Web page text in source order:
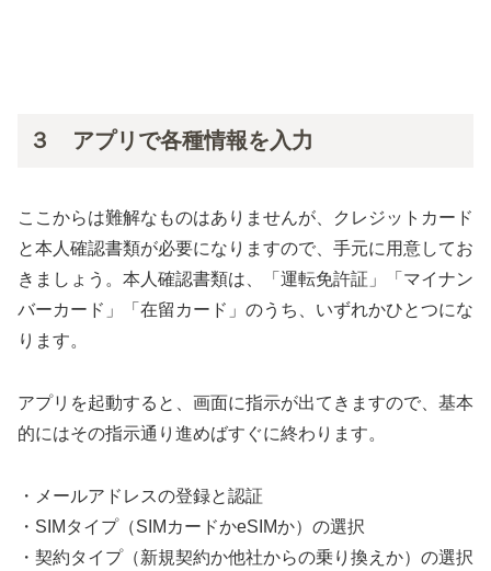
３ アプリで各種情報を入力
ここからは難解なものはありませんが、クレジットカード
と本人確認書類が必要になりますので、手元に用意してお
きましょう。本人確認書類は、「運転免許証」「マイナン
バーカード」「在留カード」のうち、いずれかひとつにな
ります。
アプリを起動すると、画面に指示が出てきますので、基本
的にはその指示通り進めばすぐに終わります。
・メールアドレスの登録と認証
・SIMタイプ（SIMカードかeSIMか）の選択
・契約タイプ（新規契約か他社からの乗り換えか）の選択